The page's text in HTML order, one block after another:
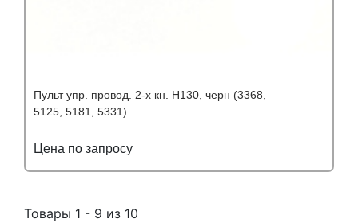
Пульт упр. провод. 2-х кн. Н130, черн (3368,
5125, 5181, 5331)
Цена по запросу
Товары 1 - 9 из 10